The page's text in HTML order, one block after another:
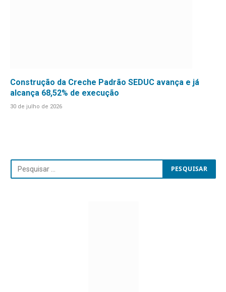
Construção da Creche Padrão SEDUC avança e já
alcança 68,52% de execução
30 de julho de 2026